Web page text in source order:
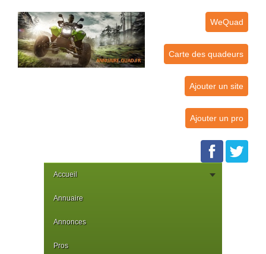
WeQuad
Carte des quadeurs
Ajouter un site
Ajouter un pro
Accueil
Annuaire
Annonces
Pros